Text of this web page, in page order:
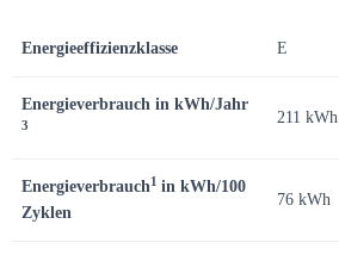
Energieeffizienzklasse E
Energieverbrauch in kWh/Jahr
3 211 kWh
Energieverbrauch1 in kWh/100
Zyklen
76 kWh